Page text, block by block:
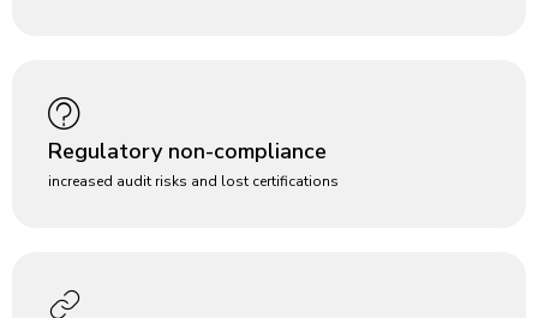
Regulatory non-compliance
increased audit risks and lost certifications